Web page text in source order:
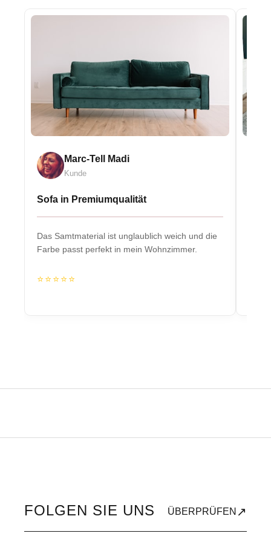
Marc-Tell Madi
Kunde
Sofa in Premiumqualität
Das Samtmaterial ist unglaublich weich und die
Farbe passt perfekt in mein Wohnzimmer.
⭐⭐⭐⭐⭐
FOLGEN SIE UNS ÜBERPRÜFEN ↗